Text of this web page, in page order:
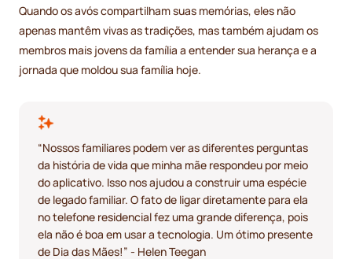
Quando os avós compartilham suas memórias, eles não
apenas mantêm vivas as tradições, mas também ajudam os
membros mais jovens da família a entender sua herança e a
jornada que moldou sua família hoje.
“Nossos familiares podem ver as diferentes perguntas
da história de vida que minha mãe respondeu por meio
do aplicativo. Isso nos ajudou a construir uma espécie
de legado familiar. O fato de ligar diretamente para ela
no telefone residencial fez uma grande diferença, pois
ela não é boa em usar a tecnologia. Um ótimo presente
de Dia das Mães!” - Helen Teegan